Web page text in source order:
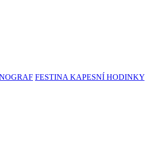
FESTINA KAPESNÍ HODINKY